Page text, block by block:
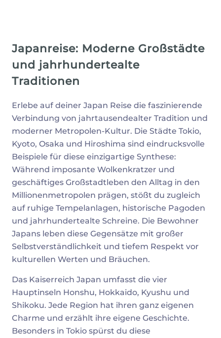
Japanreise: Moderne Großstädte
und jahrhundertealte
Traditionen
Erlebe auf deiner Japan Reise die faszinierende
Verbindung von jahrtausendealter Tradition und
moderner Metropolen-Kultur. Die Städte Tokio,
Kyoto, Osaka und Hiroshima sind eindrucksvolle
Beispiele für diese einzigartige Synthese:
Während imposante Wolkenkratzer und
geschäftiges Großstadtleben den Alltag in den
Millionenmetropolen prägen, stößt du zugleich
auf ruhige Tempelanlagen, historische Pagoden
und jahrhundertealte Schreine. Die Bewohner
Japans leben diese Gegensätze mit großer
Selbstverständlichkeit und tiefem Respekt vor
kulturellen Werten und Bräuchen.
Das Kaiserreich Japan umfasst die vier
Hauptinseln Honshu, Hokkaido, Kyushu und
Shikoku. Jede Region hat ihren ganz eigenen
Charme und erzählt ihre eigene Geschichte.
Besonders in Tokio spürst du diese